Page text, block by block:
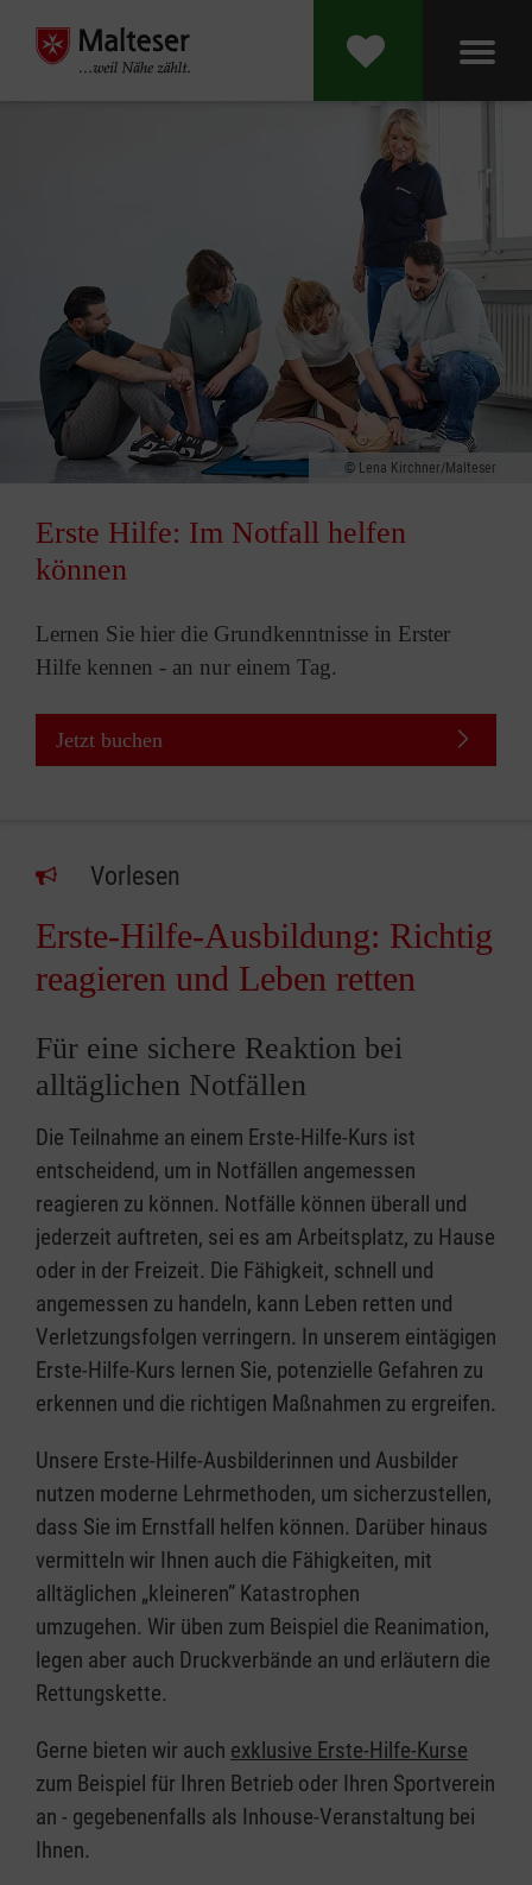
Lena Kirchner/Malteser
Erste Hilfe: Im Notfall helfen
können
Lernen Sie hier die Grundkenntnisse in Erster
Hilfe kennen - an nur einem Tag.
Jetzt buchen
Vorlesen
Erste-Hilfe-Ausbildung: Richtig
reagieren und Leben retten
Für eine sichere Reaktion bei
alltäglichen Notfällen
Die Teilnahme an einem Erste-Hilfe-Kurs ist
entscheidend, um in Notfällen angemessen
reagieren zu können. Notfälle können überall und
jederzeit auftreten, sei es am Arbeitsplatz, zu Hause
oder in der Freizeit. Die Fähigkeit, schnell und
angemessen zu handeln, kann Leben retten und
Verletzungsfolgen verringern. In unserem eintägigen
Erste-Hilfe-Kurs lernen Sie, potenzielle Gefahren zu
erkennen und die richtigen Maßnahmen zu ergreifen.
Unsere Erste-Hilfe-Ausbilderinnen und Ausbilder
nutzen moderne Lehrmethoden, um sicherzustellen,
dass Sie im Ernstfall helfen können. Darüber hinaus
vermitteln wir Ihnen auch die Fähigkeiten, mit
alltäglichen „kleineren” Katastrophen
umzugehen. Wir üben zum Beispiel die Reanimation,
legen aber auch Druckverbände an und erläutern die
Rettungskette.
Gerne bieten wir auch exklusive Erste-Hilfe-Kurse
zum Beispiel für Ihren Betrieb oder Ihren Sportverein
an - gegebenenfalls als Inhouse-Veranstaltung bei
Ihnen.